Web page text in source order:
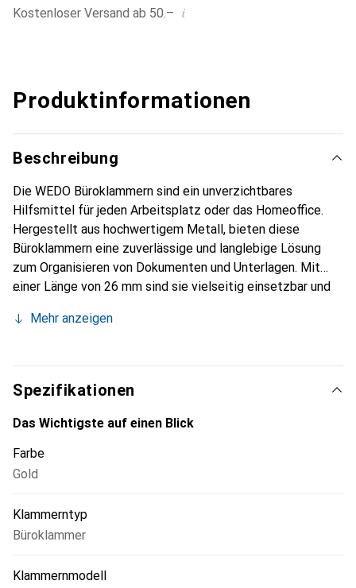
Kostenloser Versand ab 50.– i
Produktinformationen
Beschreibung
Die WEDO Büroklammern sind ein unverzichtbares
Hilfsmittel für jeden Arbeitsplatz oder das Homeoffice.
Hergestellt aus hochwertigem Metall, bieten diese
Büroklammern eine zuverlässige und langlebige Lösung
zum Organisieren von Dokumenten und Unterlagen. Mit
einer Länge von 26 mm sind sie vielseitig einsetzbar und
Die praktische Runddose sorgt dafür, dass die
zugänglich sind, wenn sie benötigt werden. Diese
Verpackungseinheit enthält 140 Stück, was sie zu einer
idealen Wahl für den täglichen Gebrauch macht. Ob für den
persönlichen Gebrauch oder im professionellen Umfeld,
Ordnung zu halten und Dokumente zusammenzuhalten.
Mehr anzeigen
Spezifikationen
Das Wichtigste auf einen Blick
Farbe
Gold
Klammerntyp
Büroklammer
Klammernmodell